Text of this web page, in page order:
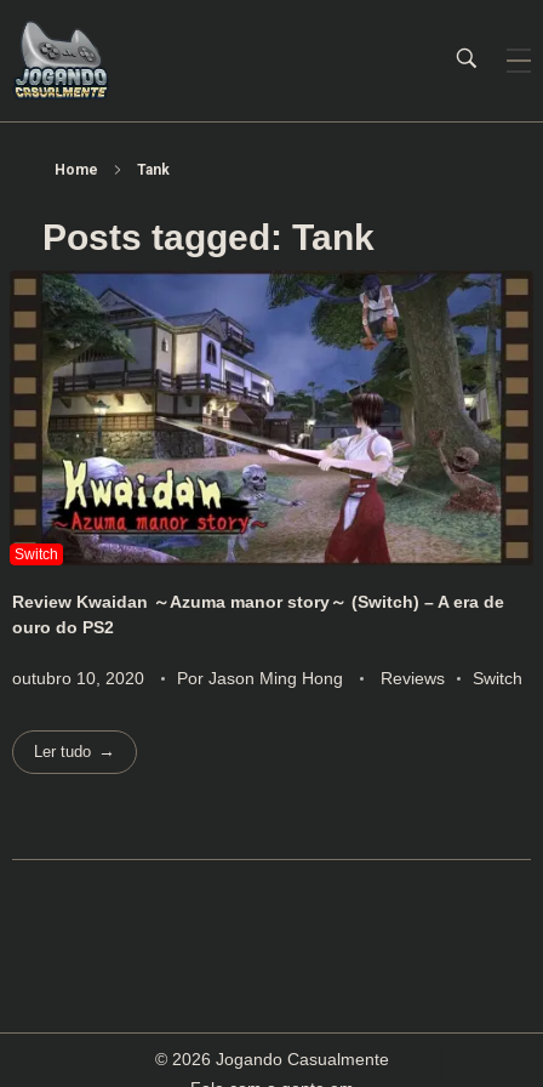
Home Tank
Posts tagged: Tank
Review Kwaidan ～Azuma manor story～ (Switch) – A era de
ouro do PS2
outubro 10, 2020 Por Jason Ming Hong Reviews Switch
Ler tudo
© 2026 Jogando Casualmente